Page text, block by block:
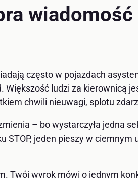
często w pojazdach
ludzi za kierownicą
chwili nieuwagi, splotu
– bo wystarczyła jedna
STOP, jeden pieszy w
Twój wyrok mówi o jednym